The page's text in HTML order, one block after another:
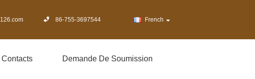
86-755-3697544 French
Contacts Demande De Soumission